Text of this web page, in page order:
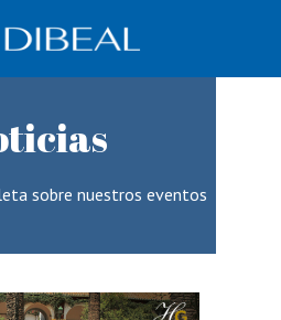
sobre nuestros eventos